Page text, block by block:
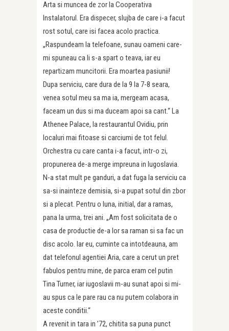
Arta si muncea de zor la Cooperativa
Instalatorul. Era dispecer, slujba de care i-a facut
rost sotul, care isi facea acolo practica.
„Raspundeam la telefoane, sunau oameni care-
mi spuneau ca li s-a spart o teava, iar eu
repartizam muncitorii. Era moartea pasiunii!
Dupa serviciu, care dura de la 9 la 7-8 seara,
venea sotul meu sa ma ia, mergeam acasa,
faceam un dus si ma duceam apoi sa cant.“ La
Athenee Palace, la restaurantul Ovidiu, prin
localuri mai fitoase si carciumi de tot felul.
Orchestra cu care canta i-a facut, intr-o zi,
propunerea de-a merge impreuna in Iugoslavia.
N-a stat mult pe ganduri, a dat fuga la serviciu ca
sa-si inainteze demisia, si-a pupat sotul din zbor
si a plecat. Pentru o luna, initial, dar a ramas,
pana la urma, trei ani. „Am fost solicitata de o
casa de productie de-a lor sa raman si sa fac un
disc acolo. Iar eu, cuminte ca intotdeauna, am
dat telefonul agentiei Aria, care a cerut un pret
fabulos pentru mine, de parca eram cel putin
Tina Turner, iar iugoslavii m-au sunat apoi si mi-
au spus ca le pare rau ca nu putem colabora in
aceste conditii.“
A revenit in tara in ’72, chitita sa puna punct